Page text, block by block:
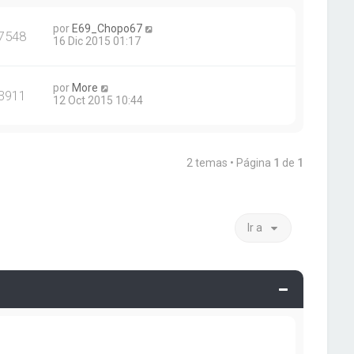
por E69_Chopo67
16 Dic 2015 01:17
por More
12 Oct 2015 10:44
2 temas • Página 1 de 1
Ir a